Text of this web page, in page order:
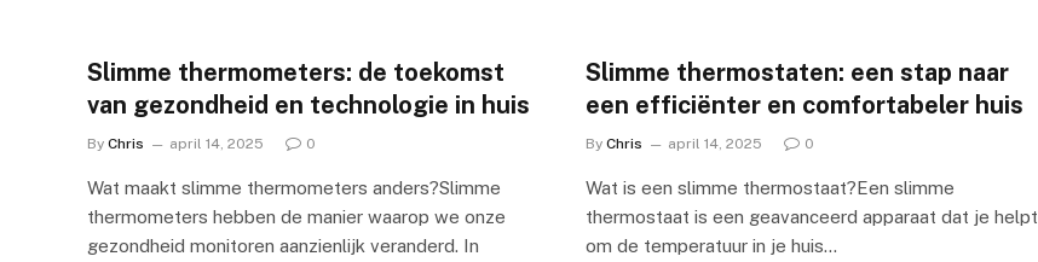
Slimme thermometers: de toekomst
van gezondheid en technologie in huis
By Chris april 14, 2025 0
Wat maakt slimme thermometers anders?Slimme
thermometers hebben de manier waarop we onze
gezondheid monitoren aanzienlijk veranderd. In
Slimme thermostaten: een stap naar
een efficiënter en comfortabeler huis
By Chris april 14, 2025 0
Wat is een slimme thermostaat?Een slimme
thermostaat is een geavanceerd apparaat dat je helpt
om de temperatuur in je huis…